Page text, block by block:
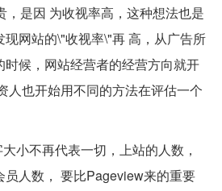
，是因 为收视率高，这种想法也是
网站的\"收视率\"再 高，从广告所
候，网站经营者的经营方向就开
人也开始用不同的方法在评估一个
小不再代表一切，上站的人数，
人数， 要比Pageview来的重要